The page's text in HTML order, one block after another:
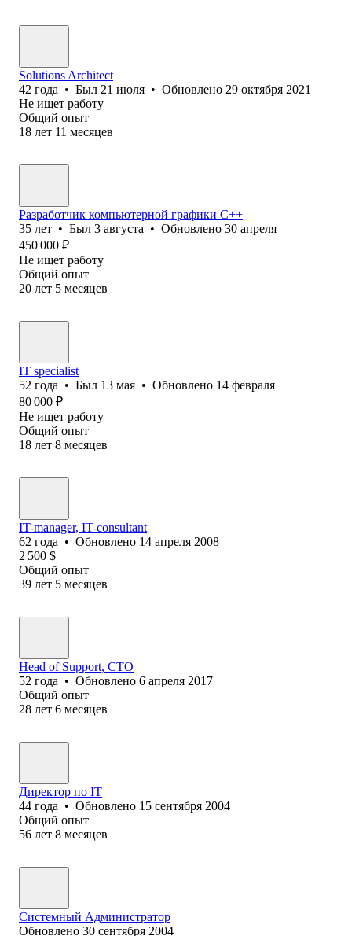
Solutions Architect
42 года • Был 21 июля • Обновлено 29 октября 2021
Не ищет работу
Общий опыт
18 лет 11 месяцев
Разработчик компьютерной графики С++
35 лет • Был 3 августа • Обновлено 30 апреля
450 000 ₽
Не ищет работу
Общий опыт
20 лет 5 месяцев
IT specialist
52 года • Был 13 мая • Обновлено 14 февраля
80 000 ₽
Не ищет работу
Общий опыт
18 лет 8 месяцев
IT-manager, IT-consultant
62 года • Обновлено 14 апреля 2008
2 500 $
Общий опыт
39 лет 5 месяцев
Head of Support, CTO
52 года • Обновлено 6 апреля 2017
Общий опыт
28 лет 6 месяцев
Директор по IT
44 года • Обновлено 15 сентября 2004
Общий опыт
56 лет 8 месяцев
Системный Администратор
Обновлено 30 сентября 2004